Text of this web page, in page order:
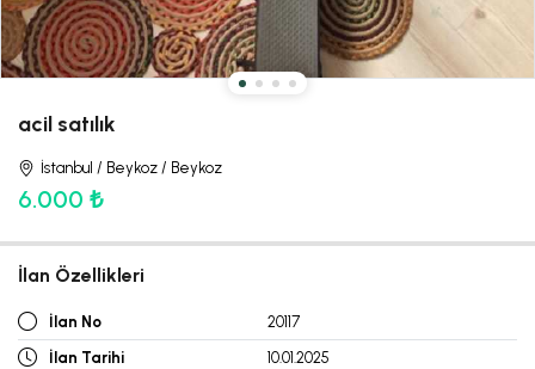
acil satılık
İstanbul / Beykoz / Beykoz
6.000 ₺
İlan Özellikleri
İlan No
20117
İlan Tarihi
10.01.2025